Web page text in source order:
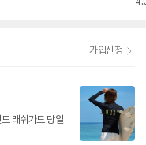
가입신청
래쉬가드 당일